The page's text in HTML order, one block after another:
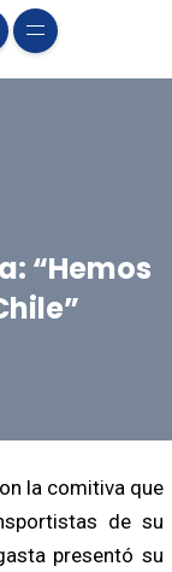
“Hemos
la comitiva que
de su
presentó su